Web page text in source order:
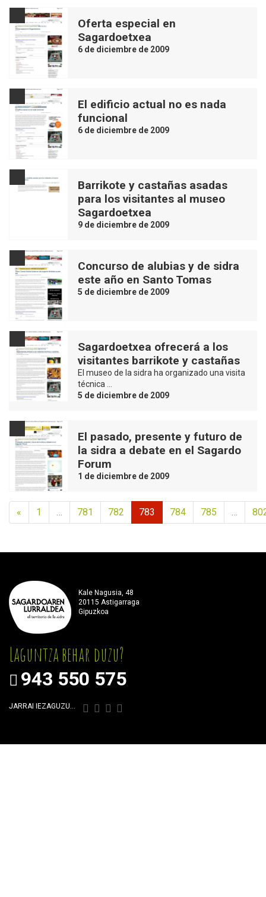
Oferta especial en
Sagardoetxea
6 de diciembre de 2009
El edificio actual no es nada
funcional
6 de diciembre de 2009
Barrikote y castañas asadas
para los visitantes al museo
Sagardoetxea
9 de diciembre de 2009
Concurso de alubias y de sidra
este año en Santo Tomas
5 de diciembre de 2009
Sagardoetxea ofrecerá a los
visitantes barrikote y castañas
El museo de la sidra ha organizado una visita
técnica …
5 de diciembre de 2009
El pasado, presente y futuro de
la sidra a debate en el Sagardo
Forum
1 de diciembre de 2009
« 1 781 782 783 784 785
Kale Nagusia, 48
20115 Astigarraga
Gipuzkoa
Laguntza behar duzu?
943 550 575
JARRAI IEZAGUZU…